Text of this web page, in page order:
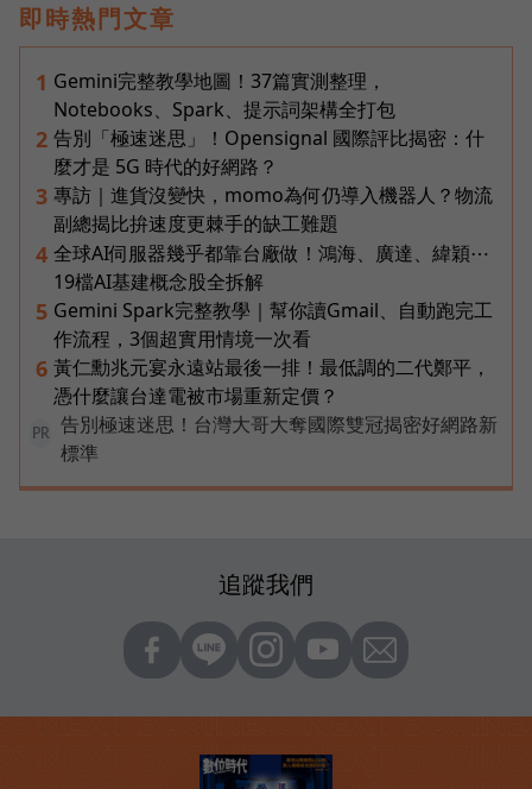
即時熱門文章
1 Gemini完整教學地圖！37篇實測整理，
Notebooks、Spark、提示詞架構全打包
2 告別「極速迷思」！Opensignal 國際評比揭密：什
麼才是 5G 時代的好網路？
3 專訪｜進貨沒變快，momo為何仍導入機器人？物流
副總揭比拚速度更棘手的缺工難題
4 全球AI伺服器幾乎都靠台廠做！鴻海、廣達、緯穎⋯
19檔AI基建概念股全拆解
5 Gemini Spark完整教學｜幫你讀Gmail、自動跑完工
作流程，3個超實用情境一次看
6 黃仁勳兆元宴永遠站最後一排！最低調的二代鄭平，
憑什麼讓台達電被市場重新定價？
PR
告別極速迷思！台灣大哥大奪國際雙冠揭密好網路新
標準
追蹤我們